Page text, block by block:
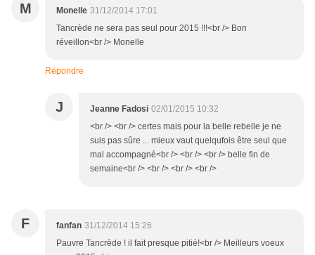
M Monelle 31/12/2014 17:01
Tancrède ne sera pas seul pour 2015 !!!<br /> Bon
réveillon<br /> Monelle
Répondre
J Jeanne Fadosi 02/01/2015 10:32
<br /> <br /> certes mais pour la belle rebelle je ne
suis pas sûre ... mieux vaut quelqufois être seul que
mal accompagné<br /> <br /> <br /> belle fin de
semaine<br /> <br /> <br /> <br />
F fanfan 31/12/2014 15:26
Pauvre Tancrède ! il fait presque pitié!<br /> Meilleurs voeux